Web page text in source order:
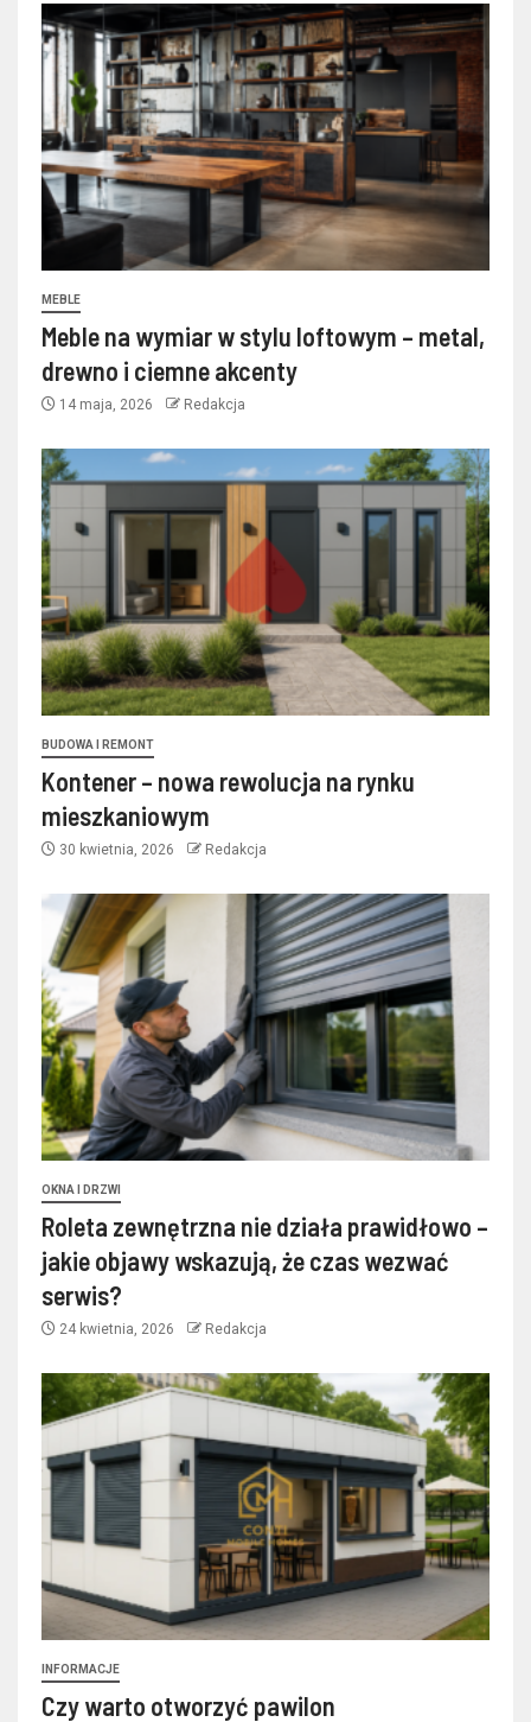
MEBLE
Meble na wymiar w stylu loftowym – metal,
drewno i ciemne akcenty
14 maja, 2026 Redakcja
BUDOWA I REMONT
Kontener – nowa rewolucja na rynku
mieszkaniowym
30 kwietnia, 2026 Redakcja
OKNA I DRZWI
Roleta zewnętrzna nie działa prawidłowo –
jakie objawy wskazują, że czas wezwać
serwis?
24 kwietnia, 2026 Redakcja
INFORMACJE
Czy warto otworzyć pawilon